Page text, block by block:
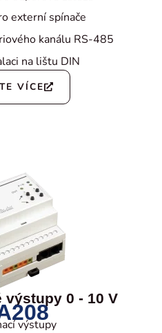
externí spínače
kanálu RS-485
na lištu DIN
VÍCE
výstupy 0 - 10 V
výstupy